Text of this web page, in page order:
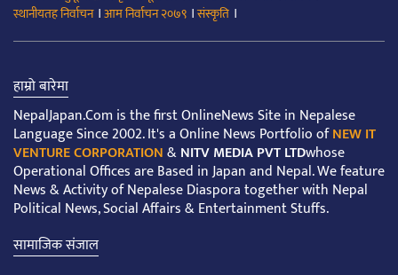
स्थानीयतह निर्वाचन।आम निर्वाचन २०७९ ।संस्कृति ।
हाम्रो बारेमा
NepalJapan.Com is the first OnlineNews Site in Nepalese
Language Since 2002. It's a Online News Portfolio ofNEW IT
VENTURE CORPORATION&NITV MEDIA PVT LTDwhose
Operational Offices are Based in Japan and Nepal. We feature
News & Activity of Nepalese Diaspora together with Nepal
Political News, Social Affairs & Entertainment Stuffs.
सामाजिक संजाल